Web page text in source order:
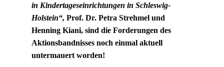
in Kindertageseinrichtungen in Schleswig-
Holstein“, Prof. Dr. Petra Strehmel und
Henning Kiani, sind die Forderungen des
Aktionsbandnisses noch einmal aktuell
untermauert worden!